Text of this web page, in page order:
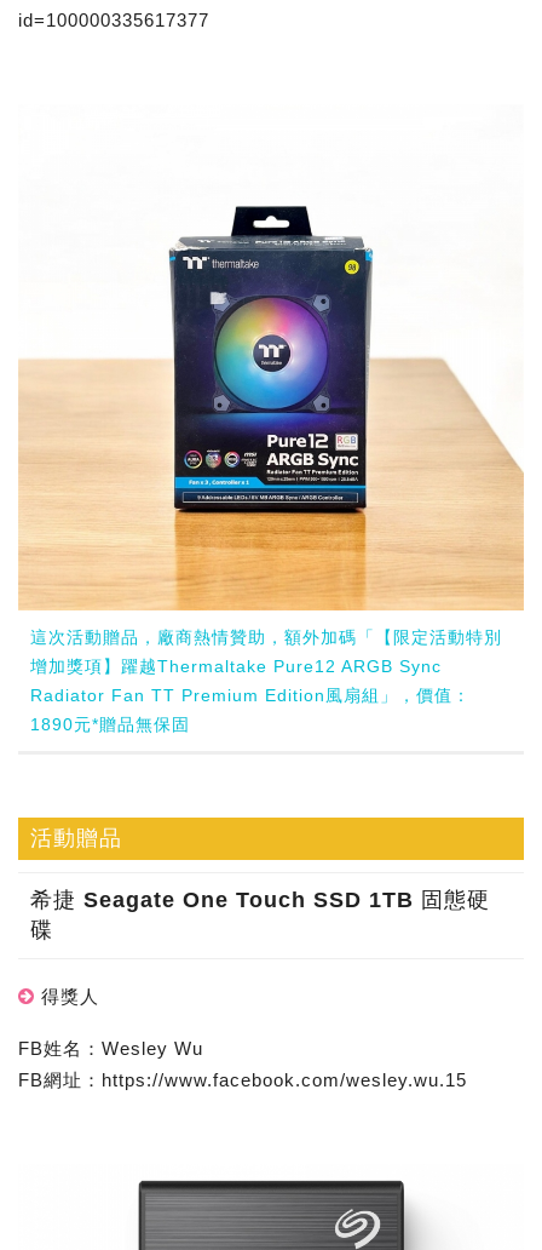
id=100000335617377
這次活動贈品，廠商熱情贊助，額外加碼「【限定活動特別
增加獎項】躍越Thermaltake Pure12 ARGB Sync
Radiator Fan TT Premium Edition風扇組」，價值：
1890元*贈品無保固
活動贈品
希捷 Seagate One Touch SSD 1TB 固態硬
碟
得獎人
FB姓名：Wesley Wu
FB網址：https://www.facebook.com/wesley.wu.15